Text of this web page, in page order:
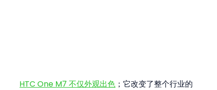
HTC One M7 不仅外观出色 ；它改变了整个行业的